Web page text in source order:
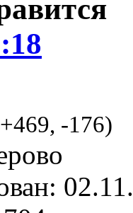
+469, -176)